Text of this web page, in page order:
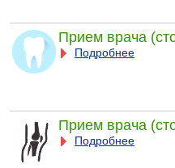
Прием врача
Подробнее
Прием врача
Подробнее